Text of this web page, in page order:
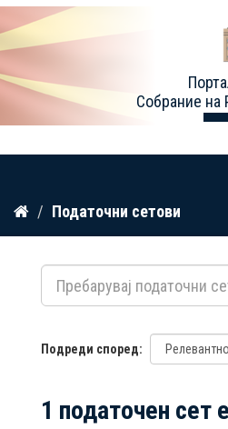
Прескокнете
содржина
Собрание на
Податочни сетови
Подреди според
1 податочен сет